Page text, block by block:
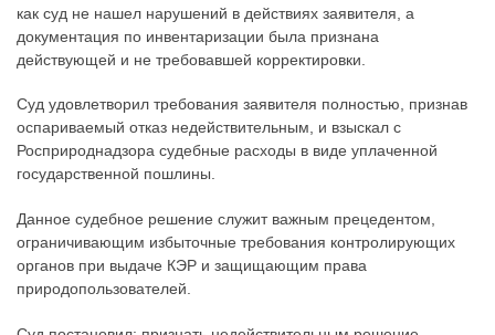
как суд не нашел нарушений в действиях заявителя, а
документация по инвентаризации была признана
действующей и не требовавшей корректировки.
Суд удовлетворил требования заявителя полностью, признав
оспариваемый отказ недействительным, и взыскал с
Росприроднадзора судебные расходы в виде уплаченной
государственной пошлины.
Данное судебное решение служит важным прецедентом,
ограничивающим избыточные требования контролирующих
органов при выдаче КЭР и защищающим права
природопользователей.